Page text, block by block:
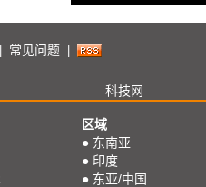
常见问题
科技网
区域
● 东南亚
● 印度
● 东亚/中国